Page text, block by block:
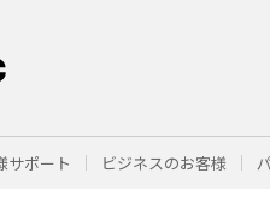
サポート ビジネスのお客様